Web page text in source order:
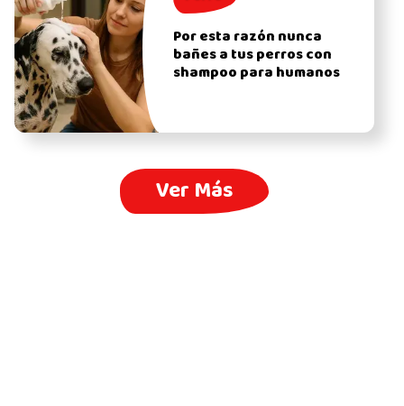
Por esta razón nunca
bañes a tus perros con
shampoo para humanos
Ver Más